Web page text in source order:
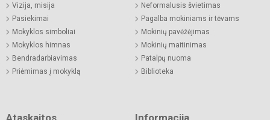
Vizija, misija
Pasiekimai
Mokyklos simboliai
Mokyklos himnas
Bendradarbiavimas
Priėmimas į mokyklą
Neformalusis švietimas
Pagalba mokiniams ir tėvams
Mokinių pavėžėjimas
Mokinių maitinimas
Patalpų nuoma
Biblioteka
Ataskaitos Informacija